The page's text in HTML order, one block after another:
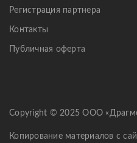
Регистрация партнера
Контакты
Публичная оферта
Copyright © 2025 ООО
Копирование материалов с